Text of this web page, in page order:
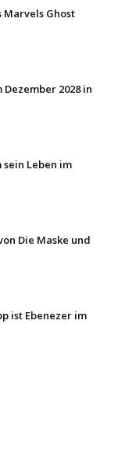
Marvels Ghost
2028 in
Leben im
Die Maske und
ist Ebenezer im